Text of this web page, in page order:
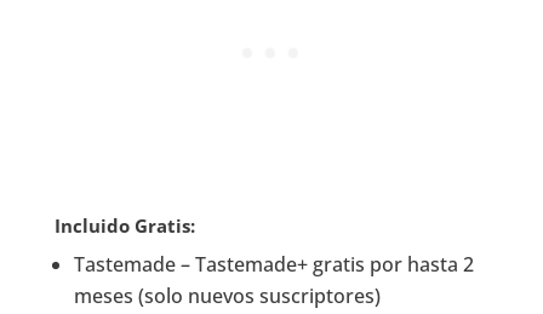
Incluido Gratis:
Tastemade – Tastemade+ gratis por hasta 2
meses (solo nuevos suscriptores)